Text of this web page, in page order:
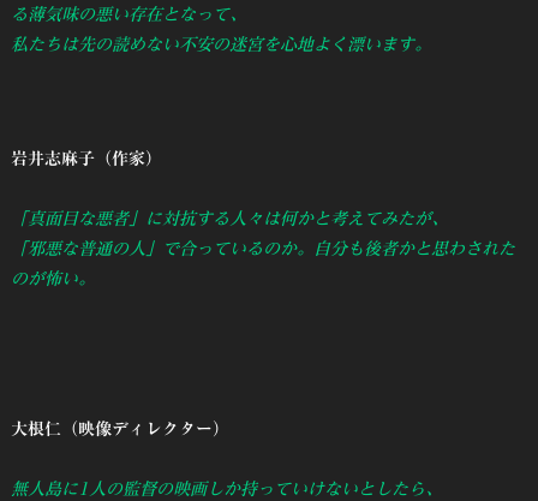
る薄気味の悪い存在となって、
私たちは先の読めない不安の迷宮を心地よく漂います。
岩井志麻子（作家）
「真面目な悪者」に対抗する人々は何かと考えてみたが、
「邪悪な普通の人」で合っているのか。自分も後者かと思わされた
のが怖い。
大根仁（映像ディレクター）
無人島に1人の監督の映画しか持っていけないとしたら、